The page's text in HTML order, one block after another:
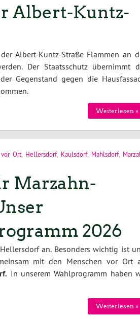
Albert-Kuntz-
Albert-Kuntz-Straße Flammen an
Der Staatsschutz übernimmt
Gegenstand gegen die
Weiterlesen »
vor Ort Hellersdorf, Kaulsdorf, Mahlsdorf,
Marzahn-
2026
an. Besonders wichtig ist
mit den Menschen vor Ort
In unserem Wahlprogramm haben
Weiterlesen »